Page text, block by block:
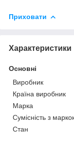
Приховати
Характеристики
Основні
Виробник
Країна виробник
Марка
Сумісність з
Стан